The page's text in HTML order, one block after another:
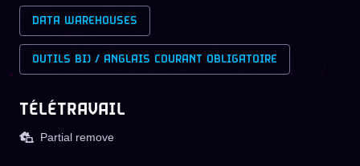
DATA WAREHOUSES
OUTILS BI) / ANGLAIS COURANT OBLIGATOIRE
TÉLÉTRAVAIL
Partial remove